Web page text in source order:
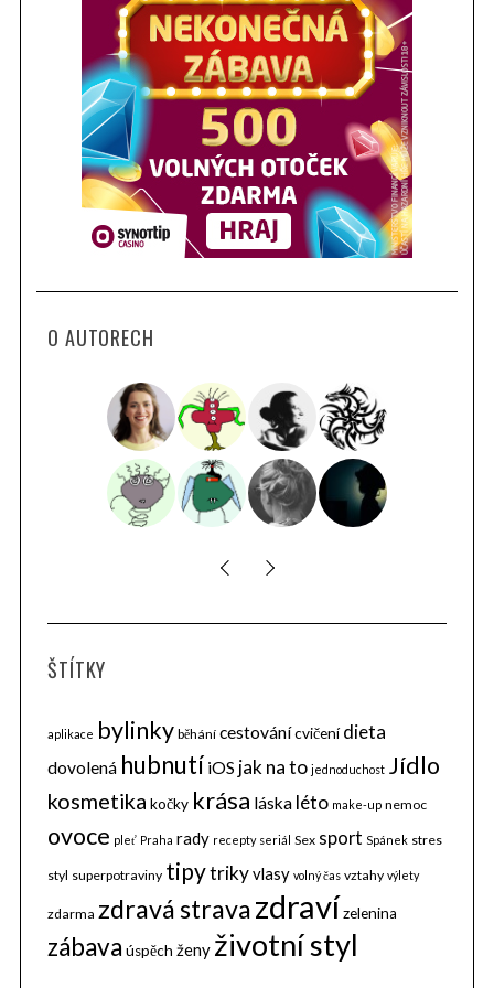
O AUTORECH
ŠTÍTKY
aplikace bylinky běhání cestovánícvičení dieta
dovolená hubnutí iOS jak na to jednoduchost Jídlo
kosmetika kočky krása láska léto make-up nemoc
ovoce pleť Praha rady recepty seriál Sex sport Spánek stres
styl superpotraviny tipytrikyvlasy volný čas vztahy výlety
zdarma zdravá stravazdravízelenina
zábava úspěch ženy životní styl